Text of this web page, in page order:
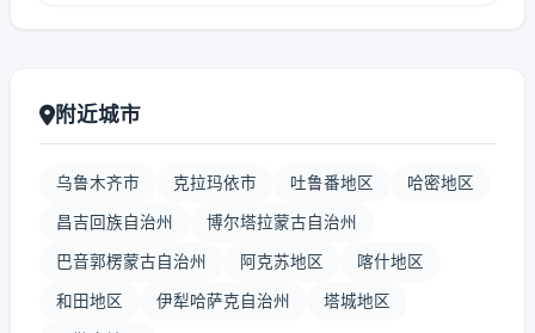
附近城市
乌鲁木齐市 克拉玛依市 吐鲁番地区 哈密地区
昌吉回族自治州 博尔塔拉蒙古自治州
巴音郭楞蒙古自治州 阿克苏地区 喀什地区
和田地区 伊犁哈萨克自治州 塔城地区